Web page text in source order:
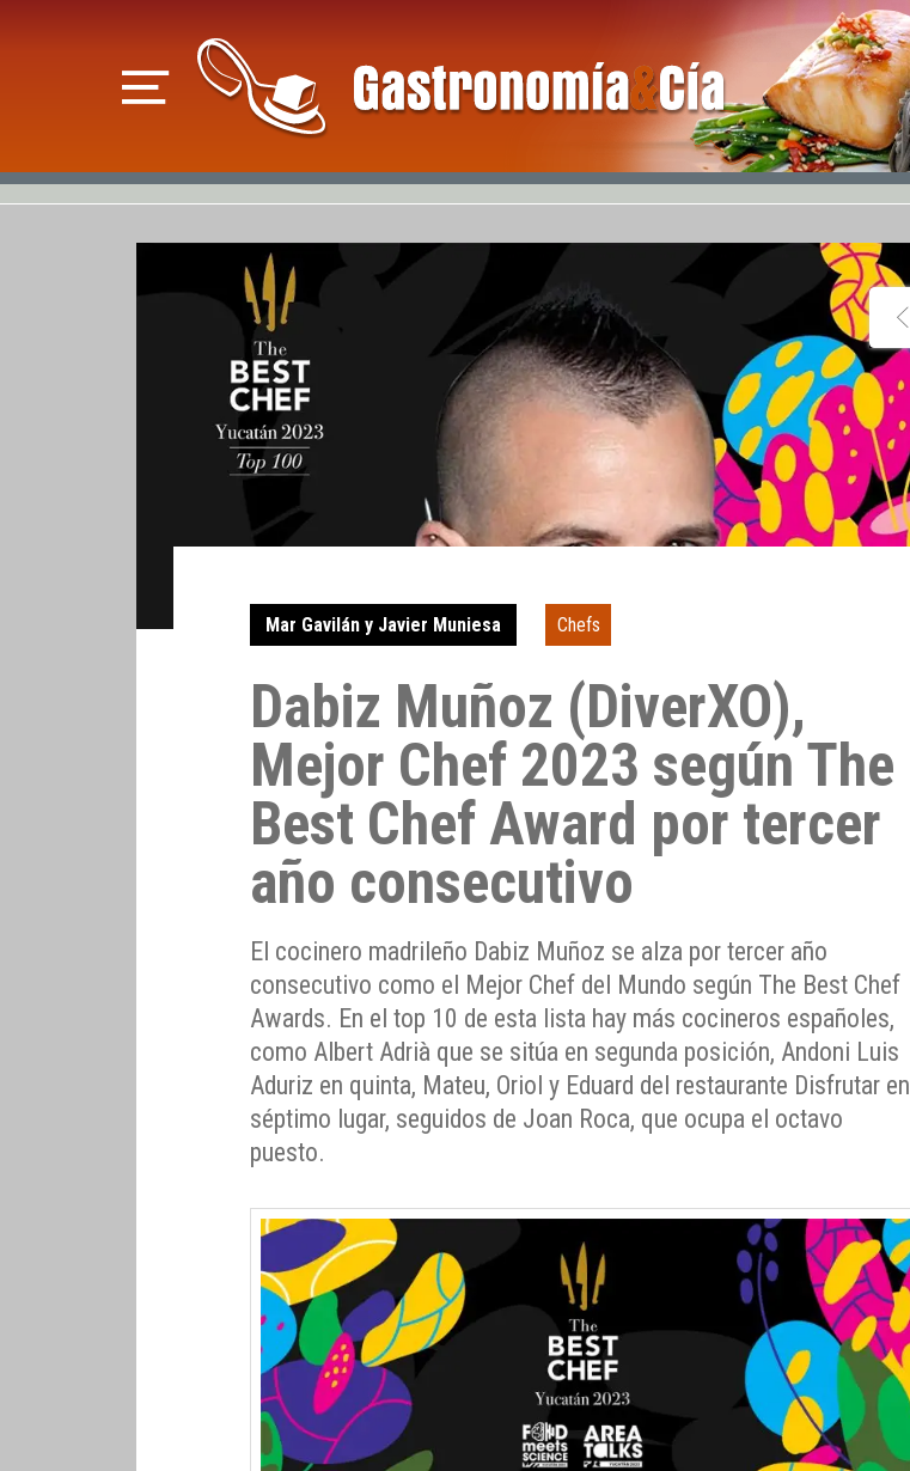
Mar Gavilán y Javier Muniesa Chefs
Dabiz Muñoz (DiverXO),
Mejor Chef 2023 según The
Best Chef Award por tercer
año consecutivo
El cocinero madrileño Dabiz Muñoz se alza por tercer año
consecutivo como el Mejor Chef del Mundo según The Best Chef
Awards. En el top 10 de esta lista hay más cocineros españoles,
como Albert Adrià que se sitúa en segunda posición, Andoni Luis
Aduriz en quinta, Mateu, Oriol y Eduard del restaurante Disfrutar en
séptimo lugar, seguidos de Joan Roca, que ocupa el octavo
puesto.